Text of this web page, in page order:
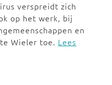
verspreidt zich
op het werk, bij
en
Wieler toe. Lees